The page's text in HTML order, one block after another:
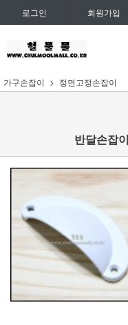
로그인 회원가입
가구손잡이 정면고정손잡이
반달손잡